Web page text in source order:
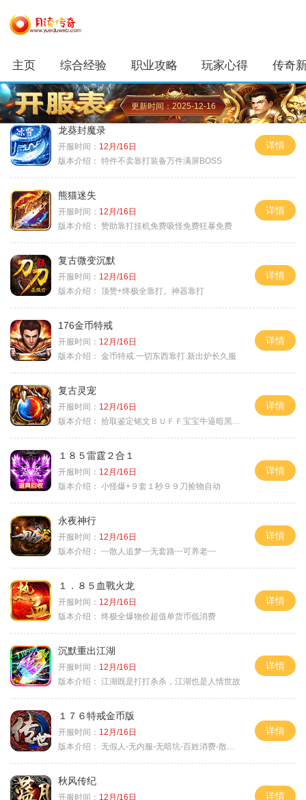
主页 综合经验 职业攻略 玩家心得 传奇
更新时间：2025-12-16
龙葵封魔录
开服时间： 12月/16日
版本介绍： 特件不卖靠打装备万件满屏BOSS
详情
熊猫迷失
开服时间： 12月/16日
版本介绍： 赞助靠打挂机免费吸怪免费狂暴免费
详情
复古微变沉默
开服时间： 12月/16日
版本介绍： 顶赞+终极全靠打。神器靠打
详情
176金币特戒
开服时间： 12月/16日
版本介绍： 金币特戒.一切东西靠打.新出炉长久服
详情
复古灵宠
开服时间： 12月/16日
版本介绍： 拾取鉴定铭文ＢＵＦＦ宝宝牛逼暗黑属性
详情
１８５雷霆２合１
开服时间： 12月/16日
版本介绍： 小怪爆+９套１秒９９刀捡物自动
详情
永夜神行
开服时间： 12月/16日
版本介绍： ┉散人追梦┉无套路┉可养老┉
详情
１．８５血戰火龙
开服时间： 12月/16日
版本介绍： 终极全爆物价超值单货币低消费
详情
沉默重出江湖
开服时间： 12月/16日
版本介绍： 江湖既是打打杀杀，江湖也是人情世故
详情
１７６特戒金币版
开服时间： 12月/16日
版本介绍： 无假人-无内服-无暗坑-百姓消费-散人首选
详情
秋风传纪
开服时间： 12月/16日
详情